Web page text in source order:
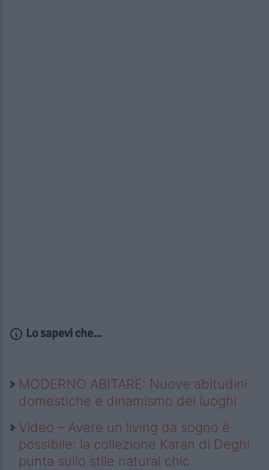
Lo sapevi che...
MODERNO ABITARE: Nuove abitudini
domestiche e dinamismo dei luoghi
Video – Avere un living da sogno è
possibile: la collezione Karan di Deghi
punta sullo stile natural chic